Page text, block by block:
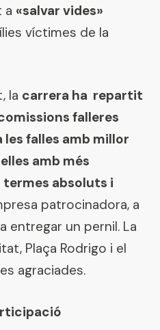
a «salvar vides»
víctimes de la
la carrera ha repartit
falleres
falles amb millor
amb més
absoluts i
patrocinadora, a
entregar un pernil. La
Plaça Rodrigo i el
agraciades.